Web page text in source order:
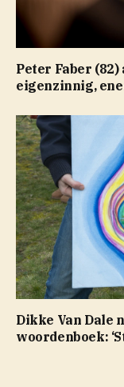
Peter Faber
eigenzinnig,
Dikke Van Dale
woordenboek: